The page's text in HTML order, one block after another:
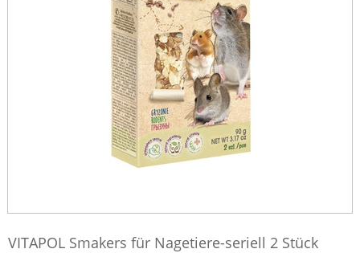
VITAPOL Smakers für Nagetiere-seriell 2 Stück